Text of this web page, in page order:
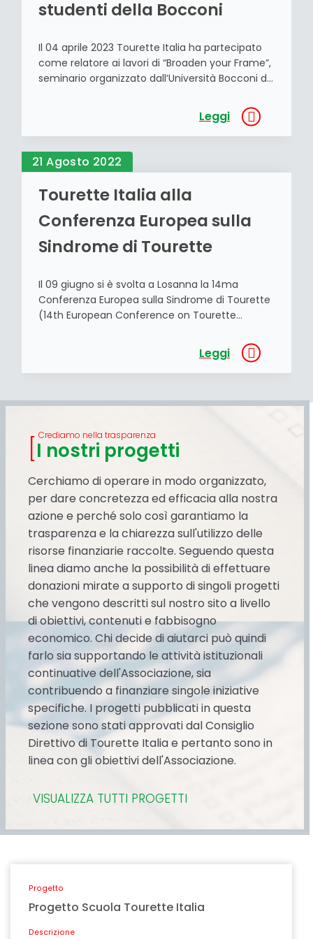
studenti della Bocconi
Il 04 aprile 2023 Tourette Italia ha partecipato
come relatore ai lavori di “Broaden your Frame”,
seminario organizzato dall’Università Bocconi di
disabilità. Dopo la presentazione è nato uno
stimolante dibattito con gli oltre 250 studenti
presenti in aula che hanno manifestato il loro
apprezzamento, animando la discussione con
[…]
Leggi
21 Agosto 2022
Tourette Italia alla
Conferenza Europea sulla
Sindrome di Tourette
Il 09 giugno si è svolta a Losanna la 14ma
Conferenza Europea sulla Sindrome di Tourette
(14th European Conference on Tourette
and Tourette Across the Globe (TTAG) nel
contesto dei lavori scientifici previsti dalla
European Society for the Study of Tourette
[…]
Leggi
Crediamo nella trasparenza
I nostri progetti
Cerchiamo di operare in modo organizzato,
per dare concretezza ed efficacia alla nostra
azione e perché solo così garantiamo la
trasparenza e la chiarezza sull'utilizzo delle
risorse finanziarie raccolte. Seguendo questa
linea diamo anche la possibilità di effettuare
donazioni mirate a supporto di singoli progetti
che vengono descritti sul nostro sito a livello
di obiettivi, contenuti e fabbisogno
economico. Chi decide di aiutarci può quindi
farlo sia supportando le attività istituzionali
continuative dell'Associazione, sia
contribuendo a finanziare singole iniziative
specifiche. I progetti pubblicati in questa
sezione sono stati approvati dal Consiglio
Direttivo di Tourette Italia e pertanto sono in
linea con gli obiettivi dell'Associazione.
VISUALIZZA TUTTI PROGETTI
Progetto
Progetto Scuola Tourette Italia
Descrizione